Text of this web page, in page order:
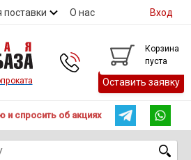
поставки О нас Вход
Корзина
пуста
Оставить заявку
и спросить об акциях